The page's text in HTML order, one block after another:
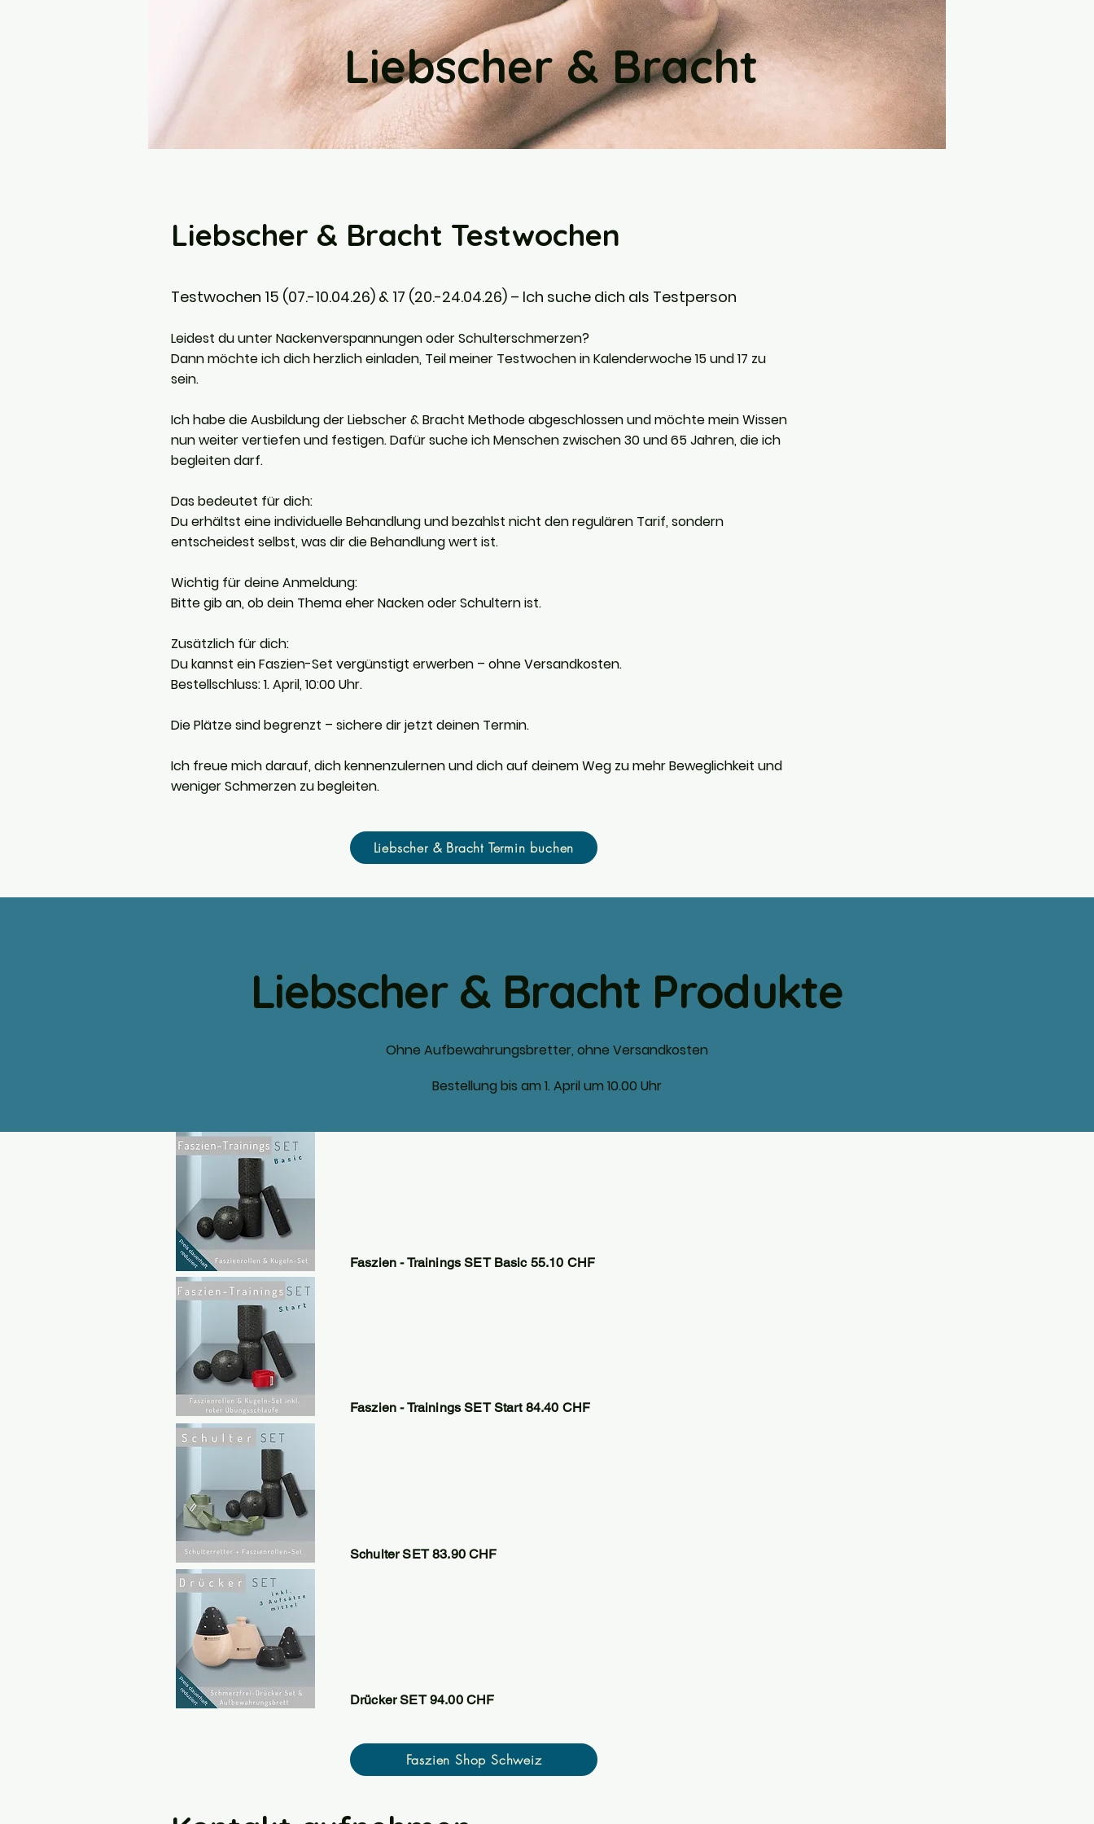
Liebscher & Bracht
Liebscher & Bracht Testwochen
Testwochen 15 (07.-10.04.26) & 17 (20.-24.04.26) – Ich suche dich als Testperson
Leidest du unter Nackenverspannungen oder Schulterschmerzen?
Dann möchte ich dich herzlich einladen, Teil meiner Testwochen in Kalenderwoche 15 und 17 zu
sein.
Ich habe die Ausbildung der Liebscher & Bracht Methode abgeschlossen und möchte mein Wissen
nun weiter vertiefen und festigen. Dafür suche ich Menschen zwischen 30 und 65 Jahren, die ich
begleiten darf.
Das bedeutet für dich:
Du erhältst eine individuelle Behandlung und bezahlst nicht den regulären Tarif, sondern
entscheidest selbst, was dir die Behandlung wert ist.
Wichtig für deine Anmeldung:
Bitte gib an, ob dein Thema eher Nacken oder Schultern ist.
Zusätzlich für dich:
Du kannst ein Faszien-Set vergünstigt erwerben – ohne Versandkosten.
Bestellschluss: 1. April, 10:00 Uhr.
Die Plätze sind begrenzt – sichere dir jetzt deinen Termin.
Ich freue mich darauf, dich kennenzulernen und dich auf deinem Weg zu mehr Beweglichkeit und
weniger Schmerzen zu begleiten.
Liebscher & Bracht Termin buchen
Liebscher & Bracht Produkte
Ohne Aufbewahrungsbretter, ohne Versandkosten
Bestellung bis am 1. April um 10.00 Uhr
Faszien - Trainings SET Basic 55.10 CHF
Faszien - Trainings SET Start 84.40 CHF
Schulter SET 83.90 CHF
Drücker SET 94.00 CHF
Faszien Shop Schweiz